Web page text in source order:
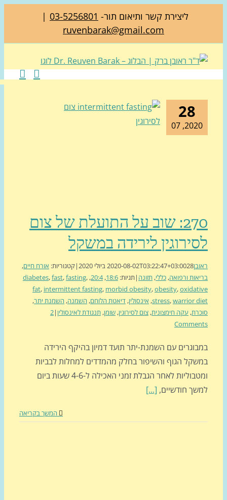
ליצירת קשר ותיאום תור-03-5256801
|
ruvenbarak@gmail.com
270: שוב על התועלת של צום
לירידה במשקל
2020-08-02T03:22:47+03:00
|קטגוריות:אורח חיים ,
ורפואה,כללי,תזונה|תגיות:18:6
,
20:4
,
diabetes,fast ,fasting,
fat,intermittent fasting ,morbid obesity,obesity,
stress,warrior
,אינסולין,דיאטת הלוחם,השמנה,השמנת יתר,
עקה חימצונית, צום לסירוגין,שומן,תנגודת לאינסולין|
2
עם השמנת-יתר תועד דמיון בהיקף הירידה
הגוף והשיפור בחלק מהמדדים למחלות לבביות
ומטבוליות לאחר הגבלת זמני האכילה ל-4-6 שעות ביום
חודשיים,[...]
המשך בקריאה